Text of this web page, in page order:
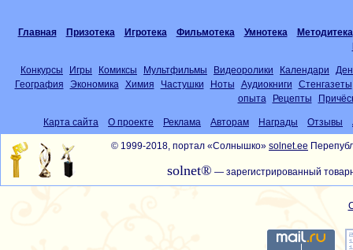
Главная Призотека Игротека Фильмотека Умнотека
Методитека
Конкурсы Игры Комиксы Мультфильмы Видеоролики Календари
География
Экономика Химия Частушки Ноты Аудиокниги
Стенгазеты
опыта
Рецепты
Карта сайта О проекте Реклама Авторам Награды Отзывы
© 1999-2018, портал «Солнышко» solnet.ee
solnet® — зарегистрированный